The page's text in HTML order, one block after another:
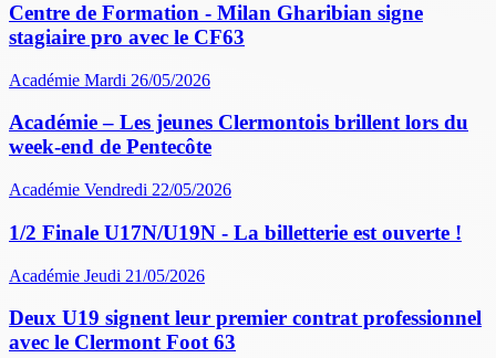
Centre de Formation - Milan Gharibian signe
stagiaire pro avec le CF63
Académie Mardi 26/05/2026
Académie – Les jeunes Clermontois brillent lors du
week-end de Pentecôte
Académie Vendredi 22/05/2026
1/2 Finale U17N/U19N - La billetterie est ouverte !
Académie Jeudi 21/05/2026
Deux U19 signent leur premier contrat professionnel
avec le Clermont Foot 63